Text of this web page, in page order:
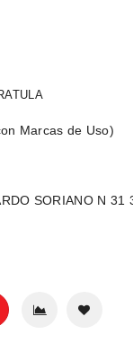
Marcas de Uso)
SORIANO N